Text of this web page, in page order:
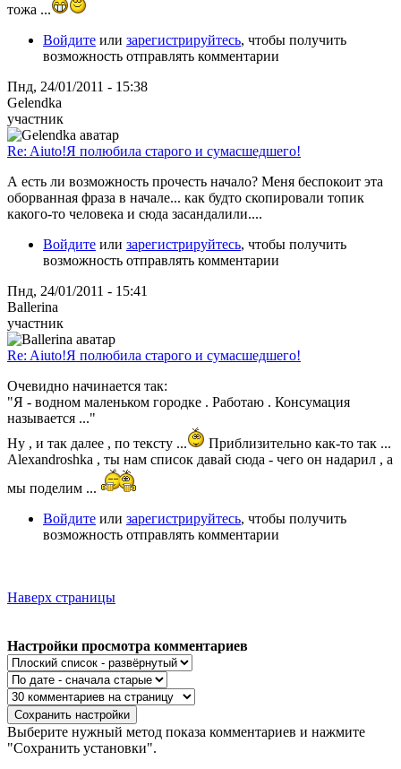
тожа ...
Войдите или зарегистрируйтесь, чтобы получить
возможность отправлять комментарии
Пнд, 24/01/2011 - 15:38
Gelendka
участник
Re: Aiuto!Я полюбила старого и сумасшедшего!
А есть ли возможность прочесть начало? Меня беспокоит эта
оборванная фраза в начале... как будто скопировали топик
какого-то человека и сюда засандалили....
Войдите или зарегистрируйтесь, чтобы получить
возможность отправлять комментарии
Пнд, 24/01/2011 - 15:41
Ballerina
участник
Re: Aiuto!Я полюбила старого и сумасшедшего!
Очевидно начинается так:
"Я - водном маленьком городке . Работаю . Консумация
называется ..."
Ну , и так далее , по тексту ...
Приблизительно как-то так ...
Alexandroshka , ты нам список давай сюда - чего он надарил , а
мы поделим ...
Войдите или зарегистрируйтесь, чтобы получить
возможность отправлять комментарии
Наверх страницы
Настройки просмотра комментариев
Выберите нужный метод показа комментариев и нажмите
"Сохранить установки".